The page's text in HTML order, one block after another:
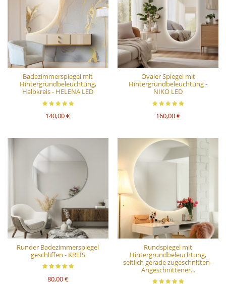
Badezimmerspiegel mit
Hintergrundbeleuchtung,
Halbkreis - HELENA LED
140,00 €
Ovaler Spiegel mit
Hintergrundbeleuchtung -
NIKO LED
160,00 €
Runder Badezimmerspiegel
geschliffen - KREIS
80,00 €
Rundspiegel mit
Hintergrundbeleuchtung,
seitlich gerade zugeschnitten -
Angeschnittener...